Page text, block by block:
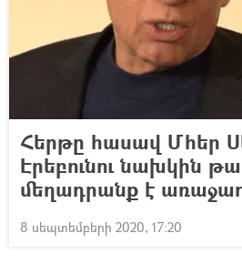
Հերթը հասավ Մհեր
Էրեբունու նախկին
մեղադրանք է
8 սեպտեմբերի 2020, 17:20